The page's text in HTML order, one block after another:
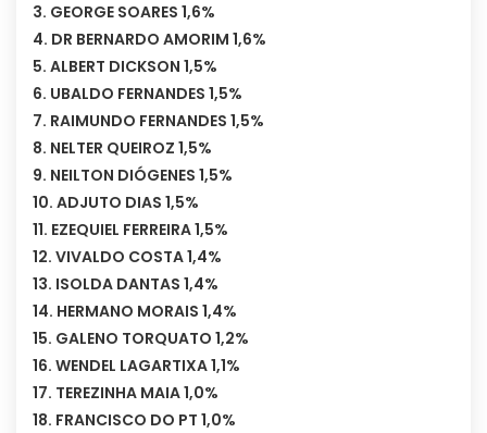
3. GEORGE SOARES 1,6%
4. DR BERNARDO AMORIM 1,6%
5. ALBERT DICKSON 1,5%
6. UBALDO FERNANDES 1,5%
7. RAIMUNDO FERNANDES 1,5%
8. NELTER QUEIROZ 1,5%
9. NEILTON DIÓGENES 1,5%
10. ADJUTO DIAS 1,5%
11. EZEQUIEL FERREIRA 1,5%
12. VIVALDO COSTA 1,4%
13. ISOLDA DANTAS 1,4%
14. HERMANO MORAIS 1,4%
15. GALENO TORQUATO 1,2%
16. WENDEL LAGARTIXA 1,1%
17. TEREZINHA MAIA 1,0%
18. FRANCISCO DO PT 1,0%